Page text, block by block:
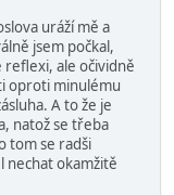
uráží mě a
jsem počkal,
reflexi, ale očividně
oproti minulému
A to že je
natož se třeba
tom se radši
nechat okamžitě